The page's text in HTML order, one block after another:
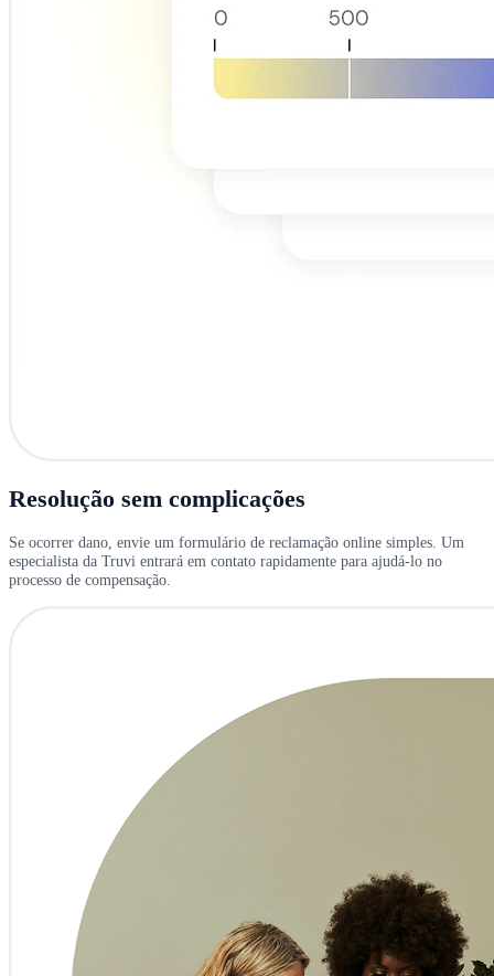
Resolução sem complicações
Se ocorrer dano, envie um formulário de reclamação online simples. Um
especialista da Truvi entrará em contato rapidamente para ajudá-lo no
processo de compensação.